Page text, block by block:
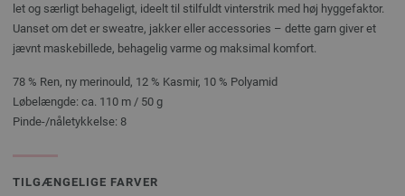
let og særligt behageligt, ideelt til stilfuldt vinterstrik med høj hyggefaktor.
Uanset om det er sweatre, jakker eller accessories – dette garn giver et
jævnt maskebillede, behagelig varme og maksimal komfort.
78 % Ren, ny merinould, 12 % Kasmir, 10 % Polyamid
Løbelængde: ca. 110 m / 50 g
Pinde-/nåletykkelse: 8
TILGÆNGELIGE FARVER